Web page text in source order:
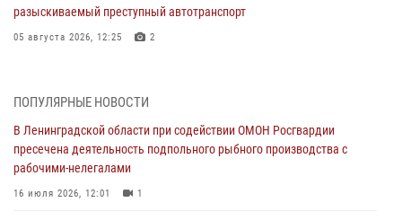
разыскиваемый преступный автотранспорт
05 августа 2026, 12:25 2
Ленобласти
04 августа 2026, 14:05
В Зеленогорске сотрудники Росгвардии, став очевидцами
серьезного ДТП, вызвали на место происшествия спасателей, а
ПОПУЛЯРНЫЕ НОВОСТИ
В Ленинградской области при содействии ОМОН Росгвардии
пресечена деятельность подпольного рыбного производства с
рабочими-нелегалами
16 июля 2026, 12:01 1